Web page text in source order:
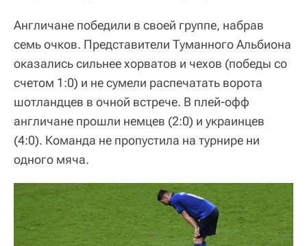
Англичане победили в своей группе, набрав
семь очков. Представители Туманного Альбиона
оказались сильнее хорватов и чехов (победы со
счетом 1:0) и не сумели распечатать ворота
шотландцев в очной встрече. В плей-офф
англичане прошли немцев (2:0) и украинцев
(4:0). Команда не пропустила на турнире ни
одного мяча.